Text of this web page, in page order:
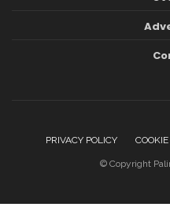
PRIVACY POLICY
© Copyright